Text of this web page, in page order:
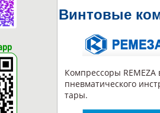
Винтовые
Компрессоры REMEZA
пневматического
тары.